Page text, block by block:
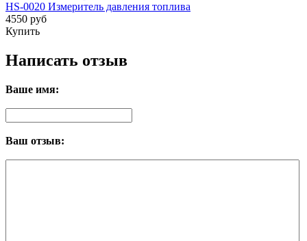
HS-0020 Измеритель давления топлива
4550 руб
Купить
Написать отзыв
Ваше имя:
Ваш отзыв: